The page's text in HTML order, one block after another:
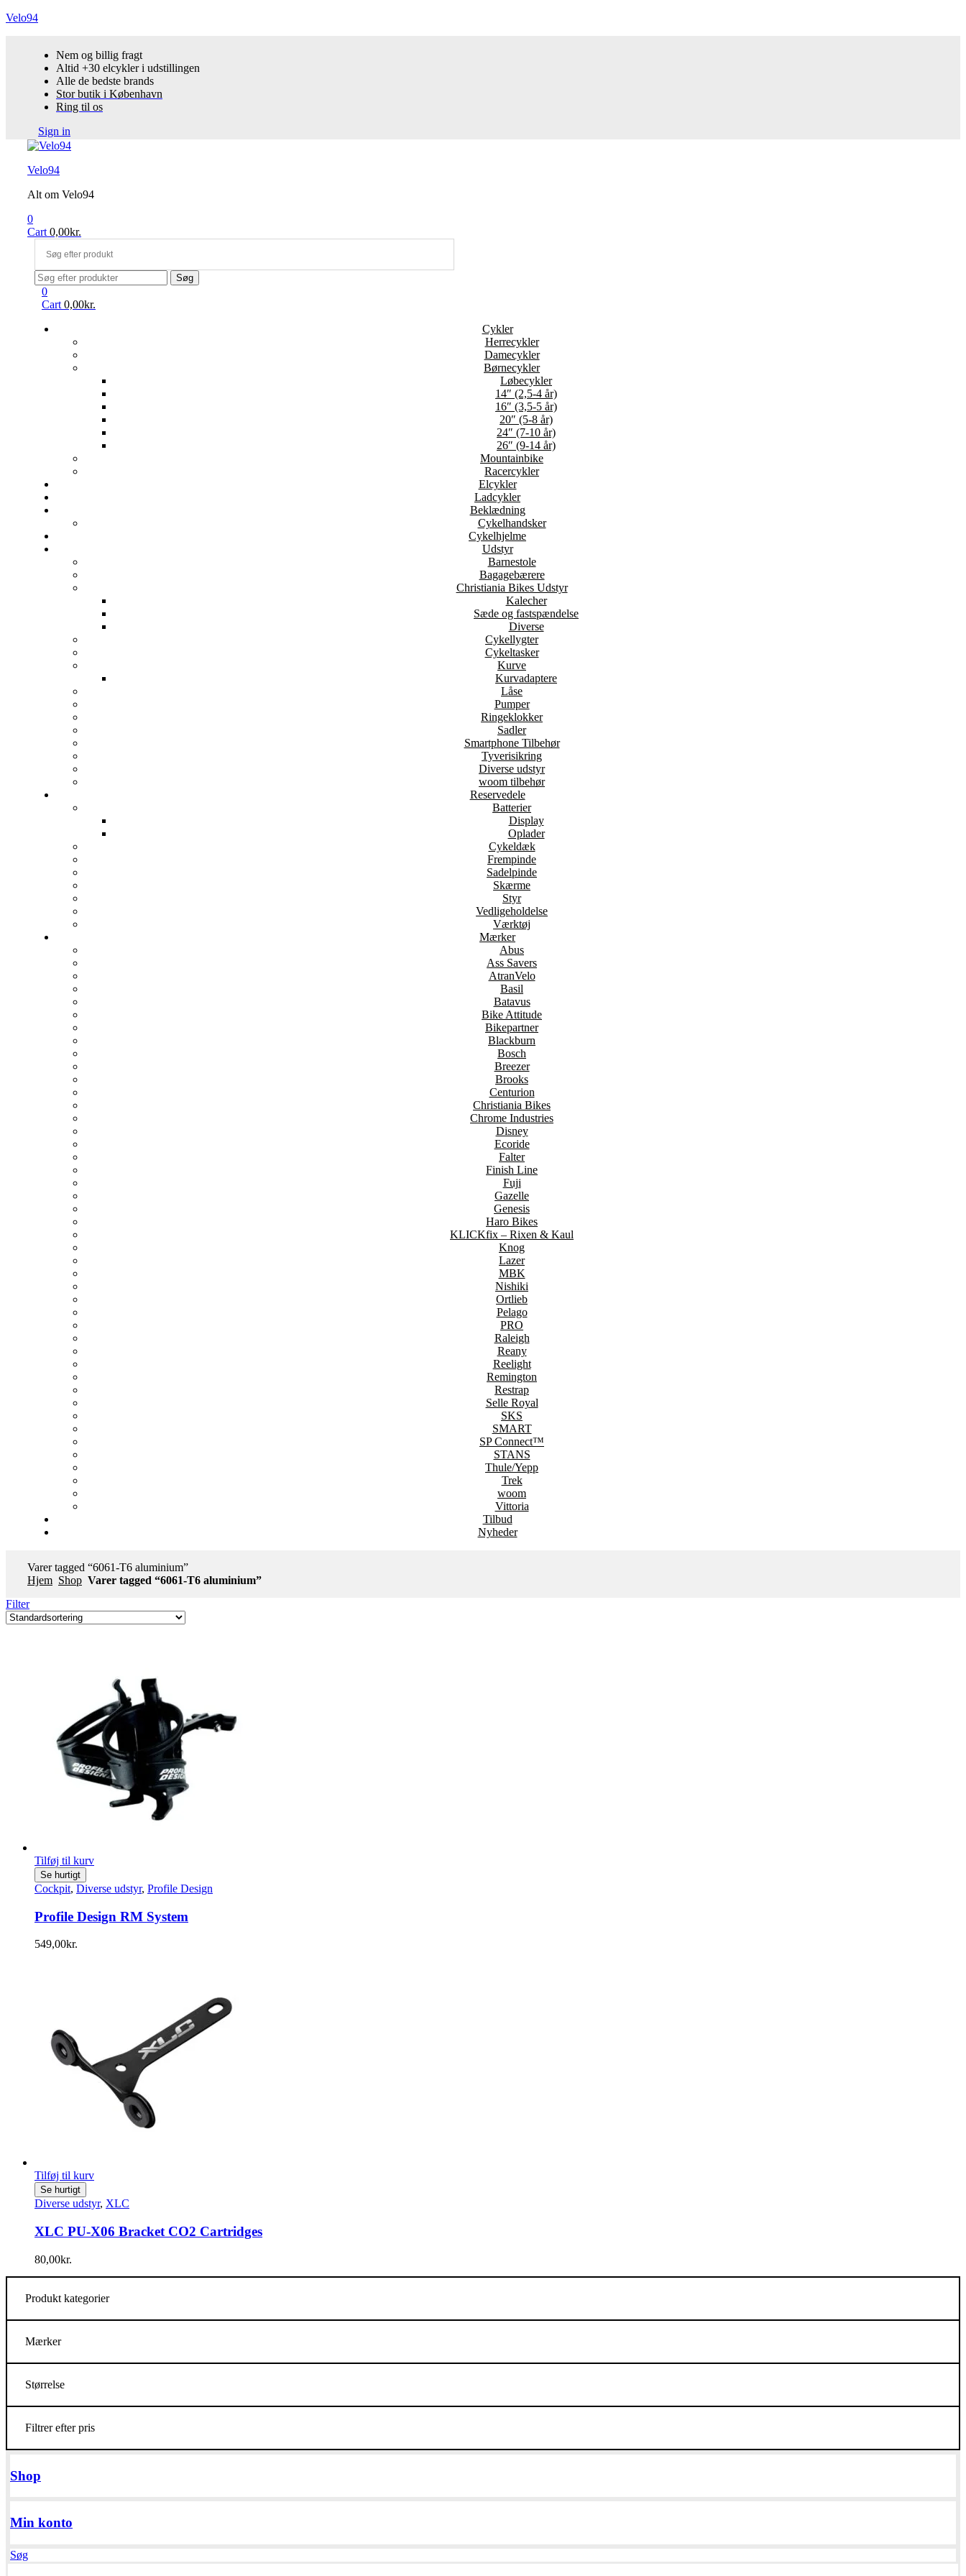
Velo94
Nem og billig fragt
Altid +30 elcykler i udstillingen
Alle de bedste brands
Stor butik i København
Ring til os
Sign in
Menu
Velo94
Alt om Velo94
0
Cart 0,00kr.
Search
for:
Søg
0
Cart 0,00kr.
Cykler
Herrecykler
Damecykler
Børnecykler
Løbecykler
14″ (2,5-4 år)
16″ (3,5-5 år)
20″ (5-8 år)
24″ (7-10 år)
26″ (9-14 år)
Mountainbike
Racercykler
Elcykler
Ladcykler
Beklædning
Cykelhandsker
Cykelhjelme
Udstyr
Barnestole
Bagagebærere
Christiania Bikes Udstyr
Kalecher
Sæde og fastspændelse
Diverse
Cykellygter
Cykeltasker
Kurve
Kurvadaptere
Låse
Pumper
Ringeklokker
Sadler
Smartphone Tilbehør
Tyverisikring
Diverse udstyr
woom tilbehør
Reservedele
Batterier
Display
Oplader
Cykeldæk
Frempinde
Sadelpinde
Skærme
Styr
Vedligeholdelse
Værktøj
Mærker
Abus
Ass Savers
AtranVelo
Basil
Batavus
Bike Attitude
Bikepartner
Blackburn
Bosch
Breezer
Brooks
Centurion
Christiania Bikes
Chrome Industries
Disney
Ecoride
Falter
Finish Line
Fuji
Gazelle
Genesis
Haro Bikes
KLICKfix – Rixen & Kaul
Knog
Lazer
MBK
Nishiki
Ortlieb
Pelago
PRO
Raleigh
Reany
Reelight
Remington
Restrap
Selle Royal
SKS
SMART
SP Connect™
STANS
Thule/Yepp
Trek
woom
Vittoria
Tilbud
Nyheder
Varer tagged “6061-T6 aluminium”
Hjem Shop Varer tagged “6061-T6 aluminium”
Filter
Tilføj til kurv
Se hurtigt
Cockpit, Diverse udstyr, Profile Design
Profile Design RM System
549,00kr.
Tilføj til kurv
Se hurtigt
Diverse udstyr, XLC
XLC PU-X06 Bracket CO2 Cartridges
80,00kr.
Produkt kategorier
Mærker
Størrelse
Filtrer efter pris
Shop
Min konto
Søg